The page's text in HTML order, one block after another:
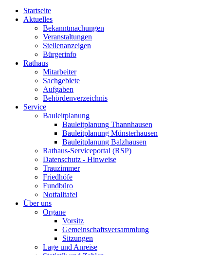
Startseite
Aktuelles
Bekanntmachungen
Veranstaltungen
Stellenanzeigen
Bürgerinfo
Rathaus
Mitarbeiter
Sachgebiete
Aufgaben
Behördenverzeichnis
Service
Bauleitplanung
Bauleitplanung Thannhausen
Bauleitplanung Münsterhausen
Bauleitplanung Balzhausen
Rathaus-Serviceportal (RSP)
Datenschutz - Hinweise
Trauzimmer
Friedhöfe
Fundbüro
Notfalltafel
Über uns
Organe
Vorsitz
Gemeinschaftsversammlung
Sitzungen
Lage und Anreise